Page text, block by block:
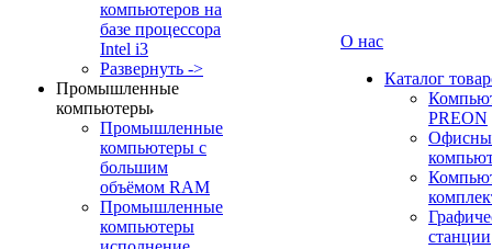
компьютеров на
базе процессора
Intel i3
Развернуть ->
Промышленные
компьютеры
Промышленные
компьютеры с
большим
объёмом RAM
Промышленные
компьютеры
О нас
Каталог
PREON
станции